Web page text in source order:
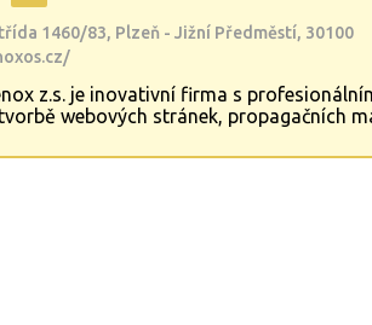
1460/83, Plzeň - Jižní Předměstí, 30100
z.s. je inovativní firma s
webových stránek, propagačních
kulturních akcí. Nabízíme